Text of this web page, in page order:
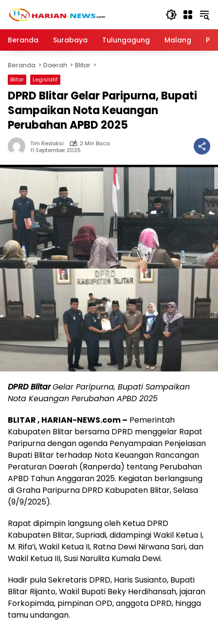
Beranda
Surabaya Tulungagung Malang
Beranda Daerah Blitar
Blitar Legislatif
DPRD Blitar Gelar Paripurna, Bupati
Sampaikan Nota Keuangan
Perubahan APBD 2025
Tim Redaksi
2 Min Baca
11 September 2025
DPRD BlitarGelar Paripurna, Bupati Sampaikan
Nota Keuangan Perubahan APBD 2025
BLITAR , HARIAN-NEWS.com – Pemerintah
Kabupaten Blitar bersama DPRD menggelar Rapat
Paripurna dengan agenda Penyampaian Penjelasan
Bupati Blitar terhadap Nota Keuangan Rancangan
Peraturan Daerah (Ranperda) tentang Perubahan
APBD Tahun Anggaran 2025. Kegiatan berlangsung
di Graha Paripurna DPRD Kabupaten Blitar, Selasa
(9/9/2025).
Rapat dipimpin langsung oleh Ketua DPRD
Kabupaten Blitar, Supriadi, didampingi Wakil Ketua I,
M. Rifa’i, Wakil Ketua II, Ratna Dewi Nirwana Sari, dan
Wakil Ketua III, Susi Narulita Kumala Dewi.
Hadir pula Sekretaris DPRD, Haris Susianto, Bupati
Blitar Rijanto, Wakil Bupati Beky Herdihansah, jajaran
Forkopimda, pimpinan OPD, anggota DPRD, hingga
tamu undangan.